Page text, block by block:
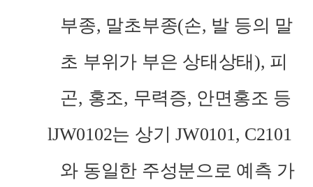
부종, 말초부종(손, 발 등의 말
초 부위가 부은 상태상태), 피
곤, 홍조, 무력증, 안면홍조 등
lJW0102는 상기JW0101, C2101
와 동일한 주성분으로 예측 가